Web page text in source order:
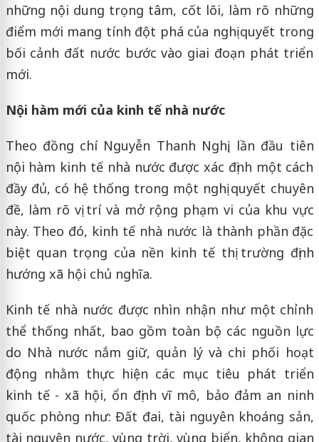
những nội dung trọng tâm, cốt lõi, làm rõ những
điểm mới mang tính đột phá của nghị quyết trong
bối cảnh đất nước bước vào giai đoạn phát triển
mới.
Nội hàm mới của kinh tế nhà nước
Theo đồng chí Nguyễn Thanh Nghị, lần đầu tiên
nội hàm kinh tế nhà nước được xác định một cách
đầy đủ, có hệ thống trong một nghị quyết chuyên
đề, làm rõ vị trí và mở rộng phạm vi của khu vực
này. Theo đó, kinh tế nhà nước là thành phần đặc
biệt quan trọng của nền kinh tế thị trường định
hướng xã hội chủ nghĩa.
Kinh tế nhà nước được nhìn nhận như một chỉnh
thể thống nhất, bao gồm toàn bộ các nguồn lực
do Nhà nước nắm giữ, quản lý và chi phối hoạt
động nhằm thực hiện các mục tiêu phát triển
kinh tế - xã hội, ổn định vĩ mô, bảo đảm an ninh
quốc phòng như: Đất đai, tài nguyên khoáng sản,
tài nguyên nước, vùng trời, vùng biển, không gian